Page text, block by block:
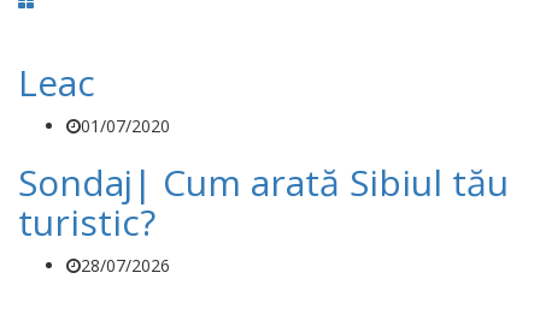
Leac
01/07/2020
Sondaj| Cum arată Sibiul tău
turistic?
28/07/2026